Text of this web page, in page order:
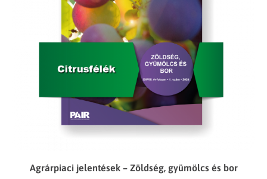
Agrárpiaci jelentések – Zöldség, gyümölcs és bor